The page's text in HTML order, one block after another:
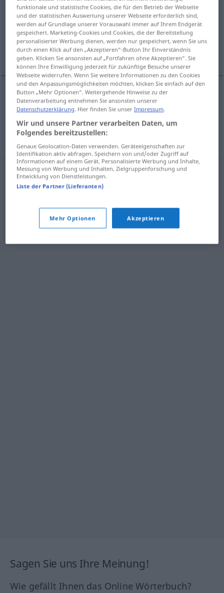
Übersicht aller Übersetzungen
(Für mehr Details die Übersetzung anklicken/antippen)
Notwendigkeit, Zwang
Notwendigkeit F mecburiyet
Zwang mecburiyet
Sagen Sie uns Ihre Meinung!
Wie gefällt Ihnen das Online Wörterbuch?
funktionale und statistische Cookies, die für den Betrieb der Webseite
und der statistischen Auswertung unserer Webseite erforderlich sind,
werden auf Grundlage unserer Vorauswahl immer auf Ihrem Endgerät
gespeichert. Marketing-Cookies und Cookies, die der Bereitstellung
personalisierter Werbung dienen, werden nur gespeichert, wenn Sie uns
durch einen Klick auf den „Akzeptieren“-Button Ihr Einverständnis
geben. Klicken Sie ansonsten auf „Fortfahren ohne Akzeptieren“. Sie
können Ihre Einwilligung jederzeit für zukünftige Besuche unserer
Webseite widerrufen. Wenn Sie weitere Informationen zu den Cookies
und den Anpassungsmöglichkeiten möchten, klicken Sie einfach auf den
Button „Mehr Optionen“. Weitergehende Hinweise zu der
Datenverarbeitung entnehmen Sie ansonsten unserer
Datenschutzerklärung. Hier finden Sie unserImpressum.
Wir und unsere Partner verarbeiten Daten, um
Folgendes bereitzustellen:
Genaue Geolocation-Daten verwenden. Geräteeigenschaften zur
Identifikation aktiv abfragen. Speichern von und/oder Zugriff auf
Informationen auf einem Gerät. Personalisierte Werbung und Inhalte,
Messung von Werbung und Inhalten, Zielgruppenforschung und
Entwicklung von Dienstleistungen.
Liste der Partner (Lieferanten)
Mehr Optionen Akzeptieren